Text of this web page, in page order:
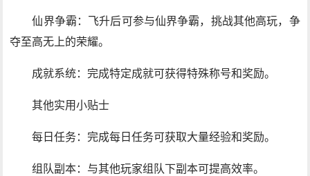
仙界争霸：飞升后可参与仙界争霸，挑战其他高玩，争
夺至高无上的荣耀。
成就系统：完成特定成就可获得特殊称号和奖励。
其他实用小贴士
每日任务：完成每日任务可获取大量经验和奖励。
组队副本：与其他玩家组队下副本可提高效率。